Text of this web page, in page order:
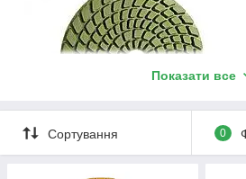
Показати все
Сортування 0